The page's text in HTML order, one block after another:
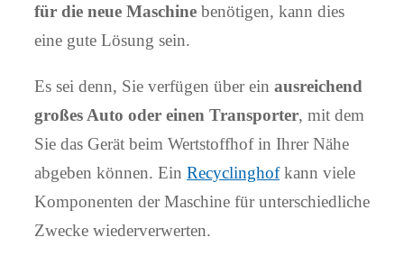
für die neue Maschinebenötigen, kann dies
eine gute Lösung sein.
Es sei denn, Sie verfügen über ein ausreichend
großes Auto oder einen Transporter, mit dem
Sie das Gerät beim Wertstoffhof in Ihrer Nähe
abgeben können. Ein Recyclinghofkann viele
Komponenten der Maschine für unterschiedliche
Zwecke wiederverwerten.